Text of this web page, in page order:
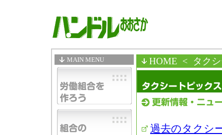
MAIN MENU HOME < タク
過去のタクシ